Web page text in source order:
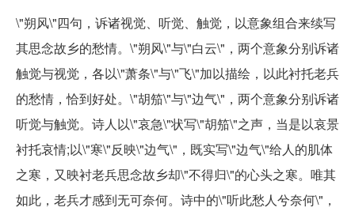
\"朔风\"四句，诉诸视觉、听觉、触觉，以意象组合来续写
其思念故乡的愁情。\"朔风\"与\"白云\"，两个意象分别诉诸
触觉与视觉，各以\"萧条\"与\"飞\"加以描绘，以此衬托老兵
的愁情，恰到好处。\"胡笳\"与\"边气\"，两个意象分别诉诸
听觉与触觉。诗人以\"哀急\"状写\"胡笳\"之声，当是以哀景
衬托哀情;以\"寒\"反映\"边气\"，既实写\"边气\"给人的肌体
之寒，又映衬老兵思念故乡却\"不得归\"的心头之寒。唯其
如此，老兵才感到无可奈何。诗中的\"听此愁人兮奈何\"，